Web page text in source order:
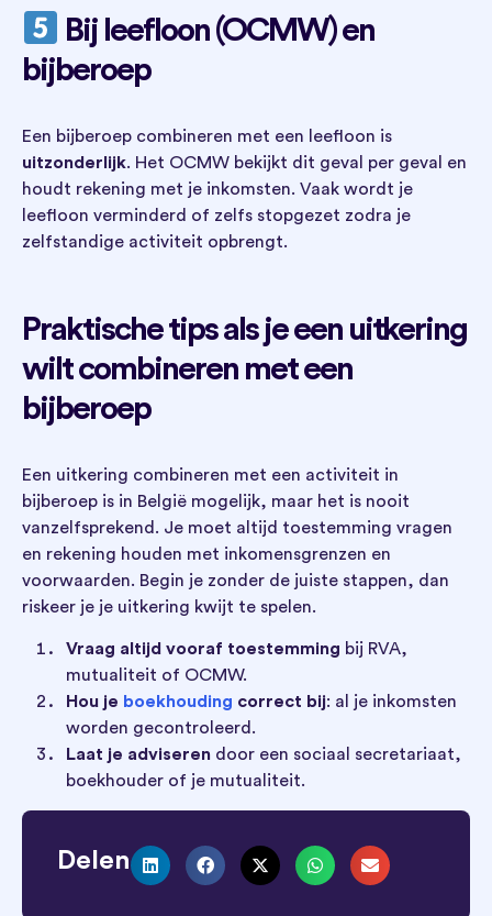
Bij leefloon (OCMW) en
bijberoep
Een bijberoep combineren met een leefloon is
uitzonderlijk. Het OCMW bekijkt dit geval per geval en
houdt rekening met je inkomsten. Vaak wordt je
leefloon verminderd of zelfs stopgezet zodra je
zelfstandige activiteit opbrengt.
Praktische tips als je een uitkering
wilt combineren met een
bijberoep
Een uitkering combineren met een activiteit in
bijberoep is in België mogelijk, maar het is nooit
vanzelfsprekend. Je moet altijd toestemming vragen
en rekening houden met inkomensgrenzen en
voorwaarden. Begin je zonder de juiste stappen, dan
riskeer je je uitkering kwijt te spelen.
Vraag altijd vooraf toestemming bij RVA,
mutualiteit of OCMW.
Hou je boekhouding correct bij: al je inkomsten
worden gecontroleerd.
Laat je adviseren door een sociaal secretariaat,
boekhouder of je mutualiteit.
Delen